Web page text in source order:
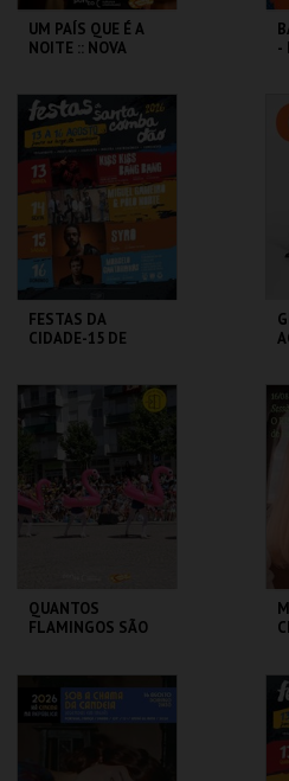
UM PAÍS QUE É A
NOITE :: NOVA
PONTO C
MAIS INFO
COMPRAR
-
FESTAS DA
CIDADE-15 DE
MAIS INFO
COMPRAR
QUANTOS
FLAMINGOS SÃO
CORAÇÃO NAS
MÃOS
PONTO C